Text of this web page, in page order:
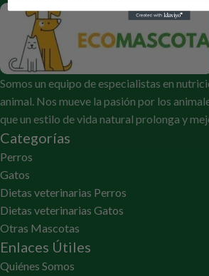
Somos un equipo de especialistas en
animal. Nos mueve la pasión por los
que un estilo de vida natural prolonga y
Categorías
Perros
Gatos
Dietas veterinarias Perros
Dietas veterinarias Gatos
Otras Mascotas
Enlaces Útiles
Quiénes Somos